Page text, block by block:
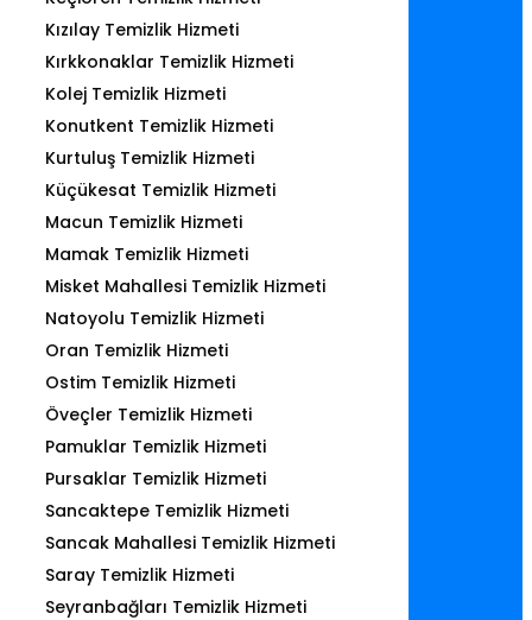
Kızılay Temizlik Hizmeti
Kırkkonaklar Temizlik Hizmeti
Kolej Temizlik Hizmeti
Konutkent Temizlik Hizmeti
Kurtuluş Temizlik Hizmeti
Küçükesat Temizlik Hizmeti
Macun Temizlik Hizmeti
Mamak Temizlik Hizmeti
Misket Mahallesi Temizlik Hizmeti
Natoyolu Temizlik Hizmeti
Oran Temizlik Hizmeti
Ostim Temizlik Hizmeti
Öveçler Temizlik Hizmeti
Pamuklar Temizlik Hizmeti
Pursaklar Temizlik Hizmeti
Sancaktepe Temizlik Hizmeti
Sancak Mahallesi Temizlik Hizmeti
Saray Temizlik Hizmeti
Seyranbağları Temizlik Hizmeti